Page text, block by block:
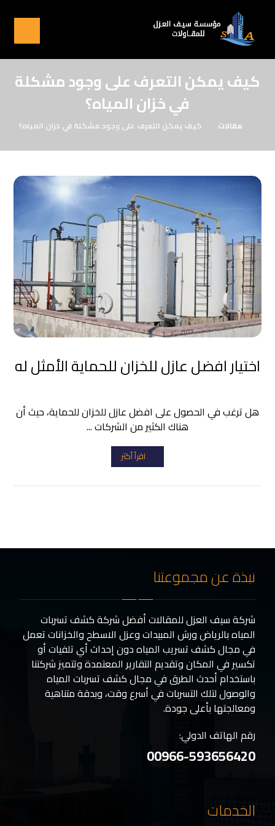
كيف يمكن التعرف على وجود مشكلة
في خزان المياه؟
مقالات كيف يمكن التعرف على وجود مشكلة في خزان المياه؟
اختيار افضل عازل للخزان للحماية الأمثل له
هل ترغب في الحصول على افضل عازل للخزان للحماية، حيث أن
هناك الكثير من الشركات ...
اقرأ أكثر
نبذة عن مجموعتنا
شركة سيف العزل للمقالات أفضل شركة كشف تسربات
المياه بالرياض ورش المبيدات وعزل الاسطح والخزانات تعمل
في مجال كشف تسريب المياه دون إحداث أي تلفيات أو
تكسير في المكان وتقديم التقارير المعتمدة وتتميز شركتنا
باستخدام أحدث الطرق في مجال كشف تسربات المياه
والوصول لتلك التسربات في أسرع وقت، وبدقة متناهية
ومعالجتها بأعلى جودة.
رقم الهاتف الدولي:
00966-593656420
الخدمات